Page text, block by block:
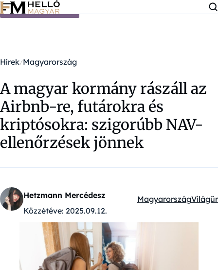
Ugrás a tartalomra
Hírek Magyarország
A magyar kormány rászáll az
Airbnb-re, futárokra és
kriptósokra: szigorúbb NAV-
ellenőrzések jönnek
Hetzmann Mercédesz
Közzétéve: 2025.09.12.
Kategóriák:
MagyarországVilágűr